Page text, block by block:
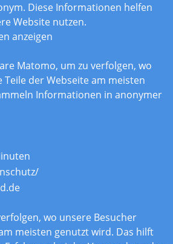
Diese Informationen helfen
Website nutzen.
anzeigen
Matomo, um zu verfolgen, wo
der Webseite am meisten
Informationen in anonymer
wo unsere Besucher
meisten genutzt wird. Das hilft